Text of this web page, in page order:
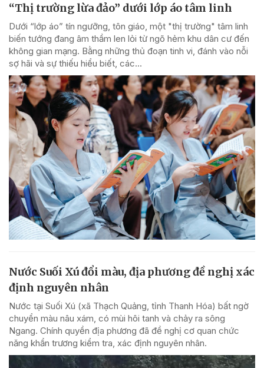
“Thị trường lừa đảo” dưới lớp áo tâm linh
Dưới “lớp áo” tín ngưỡng, tôn giáo, một "thị trường" tâm linh
biến tướng đang âm thầm len lỏi từ ngõ hẻm khu dân cư đến
không gian mạng. Bằng những thủ đoạn tinh vi, đánh vào nỗi
sợ hãi và sự thiếu hiểu biết, các...
Nước Suối Xú đổi màu, địa phương đề nghị xác
định nguyên nhân
Nước tại Suối Xú (xã Thạch Quảng, tỉnh Thanh Hóa) bất ngờ
chuyển màu nâu xám, có mùi hôi tanh và chảy ra sông
Ngang. Chính quyền địa phương đã đề nghị cơ quan chức
năng khẩn trương kiểm tra, xác định nguyên nhân.